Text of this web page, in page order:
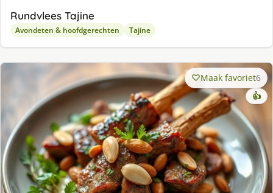
Rundvlees Tajine
Avondeten & hoofdgerechten Tajine
Maak favoriet6
👍